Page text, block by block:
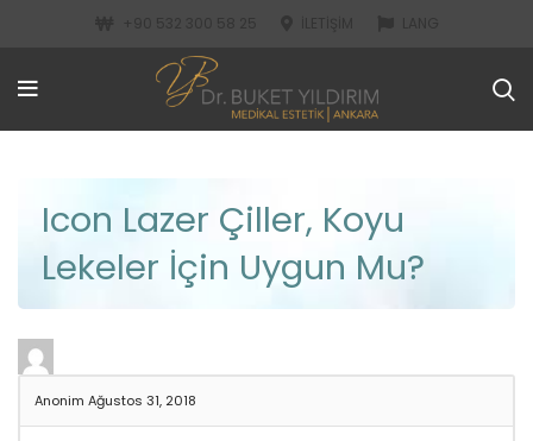
Icon Lazer Çiller, Koyu
Lekeler İçin Uygun Mu?
Anonim Ağustos 31, 2018